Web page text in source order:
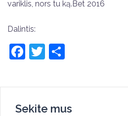
variklis, nors tu ką.Bet 2016
Dalintis:
Facebook
Twitter
Sekite mus